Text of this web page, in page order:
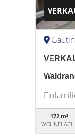
172 m²